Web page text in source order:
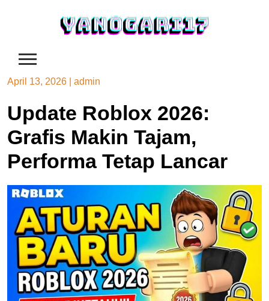
April 13, 2026 admin
Update Roblox 2026:
Grafis Makin Tajam,
Performa Tetap Lancar